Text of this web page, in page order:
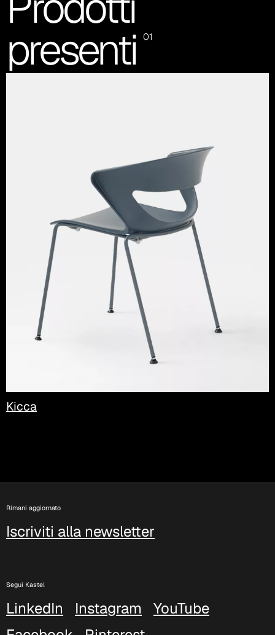
presenti 01
Kicca
Rimani aggiornato
Iscriviti alla newsletter
Segui Kastel
LinkedIn Instagram
YouTube